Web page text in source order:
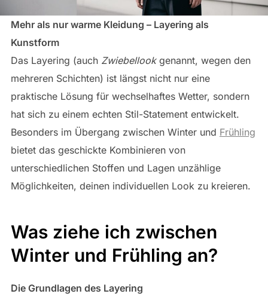
Mehr als nur warme Kleidung – Layering als
Kunstform
Das Layering (auch Zwiebellook genannt, wegen den
mehreren Schichten) ist längst nicht nur eine
praktische Lösung für wechselhaftes Wetter, sondern
hat sich zu einem echten Stil-Statement entwickelt.
Besonders im Übergang zwischen Winter und Frühling
bietet das geschickte Kombinieren von
unterschiedlichen Stoffen und Lagen unzählige
Möglichkeiten, deinen individuellen Look zu kreieren.
Was ziehe ich zwischen
Winter und Frühling an?
Die Grundlagen des Layering